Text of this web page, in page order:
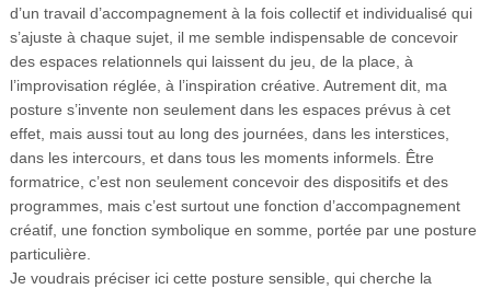
d’un travail d’accompagnement à la fois collectif et individualisé qui
s’ajuste à chaque sujet, il me semble indispensable de concevoir
des espaces relationnels qui laissent du jeu, de la place, à
l’improvisation réglée, à l’inspiration créative. Autrement dit, ma
posture s’invente non seulement dans les espaces prévus à cet
effet, mais aussi tout au long des journées, dans les interstices,
dans les intercours, et dans tous les moments informels. Être
formatrice, c’est non seulement concevoir des dispositifs et des
programmes, mais c’est surtout une fonction d’accompagnement
créatif, une fonction symbolique en somme, portée par une posture
particulière.
Je voudrais préciser ici cette posture sensible, qui cherche la